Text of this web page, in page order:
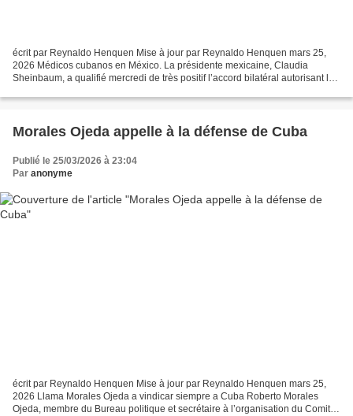
écrit par Reynaldo Henquen Mise à jour par Reynaldo Henquen mars 25,
2026 Médicos cubanos en México. La présidente mexicaine, Claudia
Sheinbaum, a qualifié mercredi de très positif l’accord bilatéral autorisant les
Morales Ojeda appelle à la défense de Cuba
Publié le 25/03/2026 à 23:04
Par anonyme
écrit par Reynaldo Henquen Mise à jour par Reynaldo Henquen mars 25,
2026 Llama Morales Ojeda a vindicar siempre a Cuba Roberto Morales
Ojeda, membre du Bureau politique et secrétaire à l’organisation du Comité